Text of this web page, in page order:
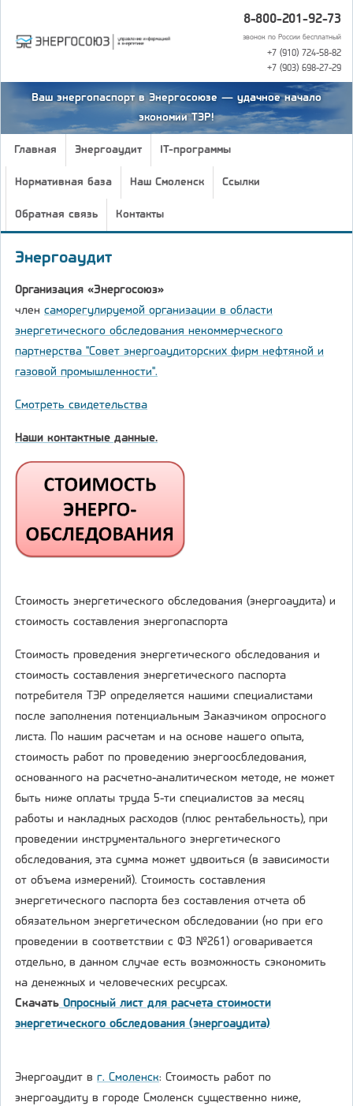
8-800-201-92-73
звонок по России бесплатный
+7 (910) 724-58-82
+7 (903) 698-27-29
Ваш энергопаспорт в Энергосоюзе — удачное начало
экономии ТЭР!
Главная Энергоаудит IT-программы
Нормативная база Наш Смоленск Ссылки
Обратная связь Контакты
Энергоаудит
Организация «Энергосоюз»
член саморегулируемой организации в области
энергетического обследования некоммерческого
партнерства "Совет энергоаудиторских фирм нефтяной и
газовой промышленности".
Смотреть свидетельства
Наши контактные данные.
Стоимость энергетического обследования (энергоаудита) и
стоимость составления энергопаспорта
Стоимость проведения энергетического обследования и
стоимость составления энергетического паспорта
потребителя ТЭР определяется нашими специалистами
после заполнения потенциальным Заказчиком опросного
листа. По нашим расчетам и на основе нашего опыта,
стоимость работ по проведению энергоосбледования,
основанного на расчетно-аналитическом методе, не может
быть ниже оплаты труда 5-ти специалистов за месяц
работы и накладных расходов (плюс рентабельность), при
проведении инструментального энергетического
обследования, эта сумма может удвоиться (в зависимости
от объема измерений). Стоимость составления
энергетического паспорта без составления отчета об
обязательном энергетическом обследовании (но при его
проведении в соответствии с ФЗ №261) оговаривается
отдельно, в данном случае есть возможность сэкономить
на денежных и человеческих ресурсах.
Скачать Опросный лист для расчета стоимости
энергетического обследования (энергоаудита)
Энергоаудит в г. Смоленск: Стоимость работ по
энергоаудиту в городе Смоленск существенно ниже,